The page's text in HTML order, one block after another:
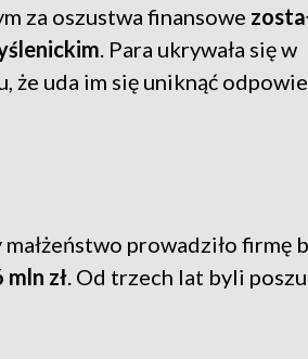
za oszustwa finansowe
. Para ukrywała się w
że uda im się uniknąć
prowadziło firmę
zł . Od trzech lat byli